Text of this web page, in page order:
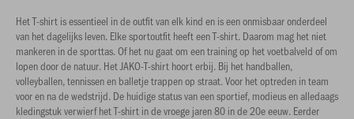
Het T-shirt is essentieel in de outfit van elk kind en is een onmisbaar onderdeel
van het dagelijks leven. Elke sportoutfit heeft een T-shirt. Daarom mag het niet
mankeren in de sporttas. Of het nu gaat om een training op het voetbalveld of om
lopen door de natuur. Het JAKO-T-shirt hoort erbij. Bij het handballen,
volleyballen, tennissen en balletje trappen op straat. Voor het optreden in team
voor en na de wedstrijd. De huidige status van een sportief, modieus en alledaags
kledingstuk verwierf het T-shirt in de vroege jaren 80 in de 20e eeuw. Eerder